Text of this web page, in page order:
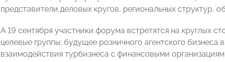
представители деловых кругов, региональных структур,
А 19 сентября участники форума встретятся на круглых
целевые группы: будущее розничного агентского
взаимодействия турбизнеса с финансовыми